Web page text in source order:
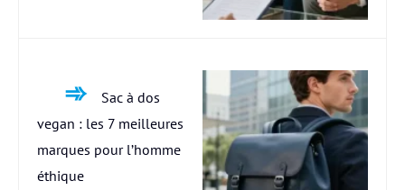
Sac à dos
vegan : les 7 meilleures
marques pour l’homme
éthique